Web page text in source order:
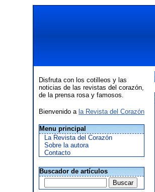
Disfruta con los cotilleos y las
noticias de las revistas del corazón,
de la prensa rosa y famosos.
Bienvenido a la Revista del Corazón
Menu principal
La Revista del Corazón
Sobre la autora
Contacto
Buscador de artículos